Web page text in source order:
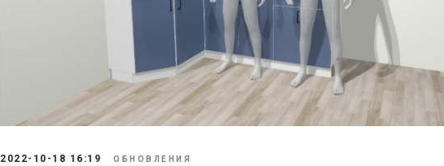
2022-10-18 16:19 ОБНОВЛЕНИЯ